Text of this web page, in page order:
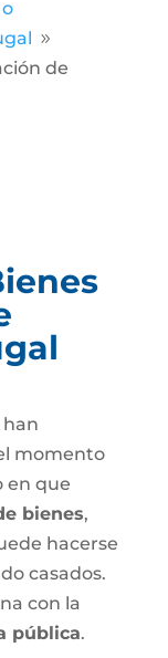
9
de
momento
en que
bienes,
hacerse
casados.
con la
pública.